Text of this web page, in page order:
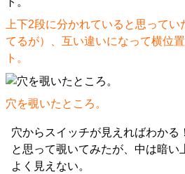
上下2段に分かれていると思って
てるが）、互い違いになって横位
ト。
穴を覗いたところ。
穴からスイッチが見えればわかる！
と思って覗いてみたが、中は暗い
よく見えない。